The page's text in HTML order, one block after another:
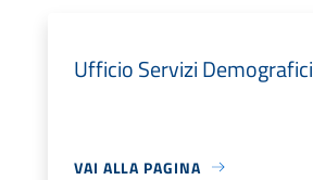
Ufficio Servizi Demografici
VAI ALLA PAGINA